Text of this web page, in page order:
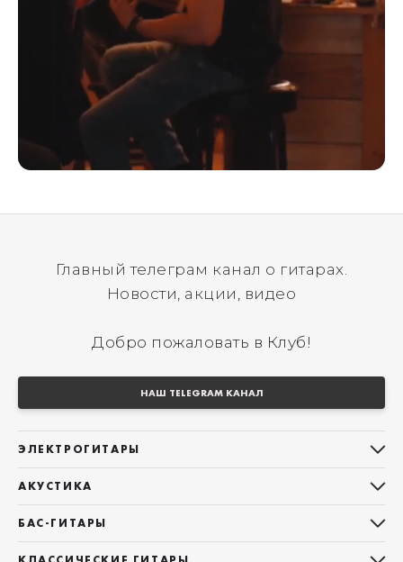
Главный телеграм канал о гитарах.
Новости, акции, видео
Добро пожаловать в Клуб!
НАШ TELEGRAM КАНАЛ
ЭЛЕКТРОГИТАРЫ
Telecaster
Les Paul
АКУСТИКА
БАС-ГИТАРЫ